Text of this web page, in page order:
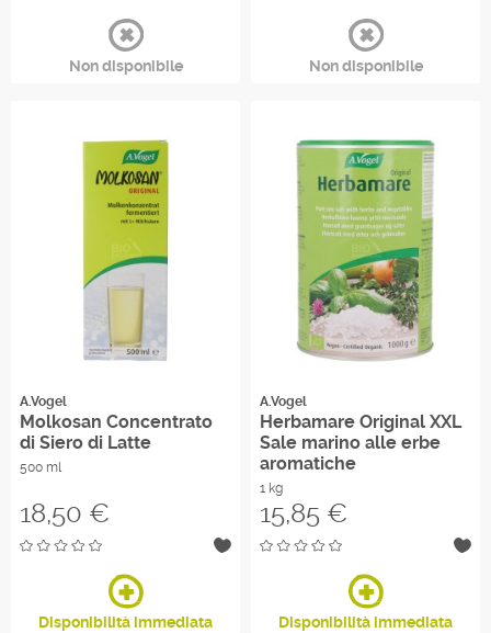
Non disponibile Non disponibile
A.Vogel
Molkosan Concentrato
di Siero di Latte
500 ml
Prezzo
18,50 €
Disponibilità immediata
A.Vogel
Herbamare Original XXL
Sale marino alle erbe
aromatiche
1 kg
Prezzo
15,85 €
Disponibilità immediata